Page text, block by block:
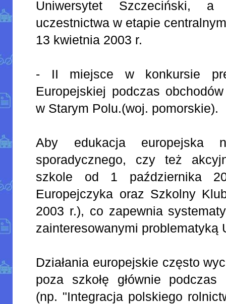
Uniwersytet Szczeciński,
uczestnictwa w etapie
13 kwietnia 2003 r.
- II miejsce w konkursie
Europejskiej podczas
w Starym Polu.(woj. pomorskie).
Aby edukacja europejska
sporadycznego, czy też
szkole od 1 października
Europejczyka oraz Szkolny
2003 r.), co zapewnia
zainteresowanymi problematyką
Działania europejskie często
poza szkołę głównie podczas
(np. "Integracja polskiego